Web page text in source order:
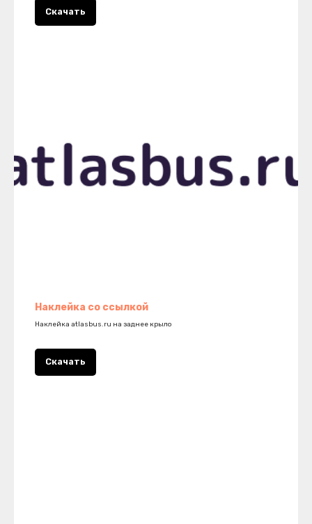
Скачать
Наклейка со ссылкой
Наклейка atlasbus.ru на заднее крыло
Скачать